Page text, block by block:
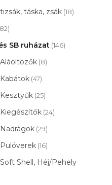
táska, zsák (18)
SB ruházat (146)
Aláöltözők (8)
Kabátok (47)
Kesztyűk (25)
Kiegészítők (24)
Nadrágok (29)
Pulóverek (16)
Soft Shell, Héj/Pehely